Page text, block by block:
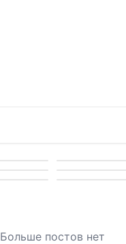
Больше постов нет